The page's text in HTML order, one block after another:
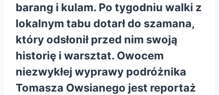
barang i kulam. Po tygodniu walki z
lokalnym tabu dotarł do szamana,
który odsłonił przed nim swoją
historię i warsztat. Owocem
niezwykłej wyprawy podróżnika
Tomasza Owsianego jest reportaż